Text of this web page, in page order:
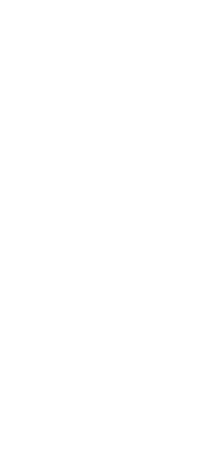
salvò Mosè dal
Sul significato di
Vedi sura III, 38-e
il termine
stretti» o
morte, il culto di
maniera corretta.
ereditare la sua
Allah (gloria a Lui
illuminato. In
nel senso di tre
riferito nei
che il Sacro
abbiamo tradotto
tutto ciò avviene